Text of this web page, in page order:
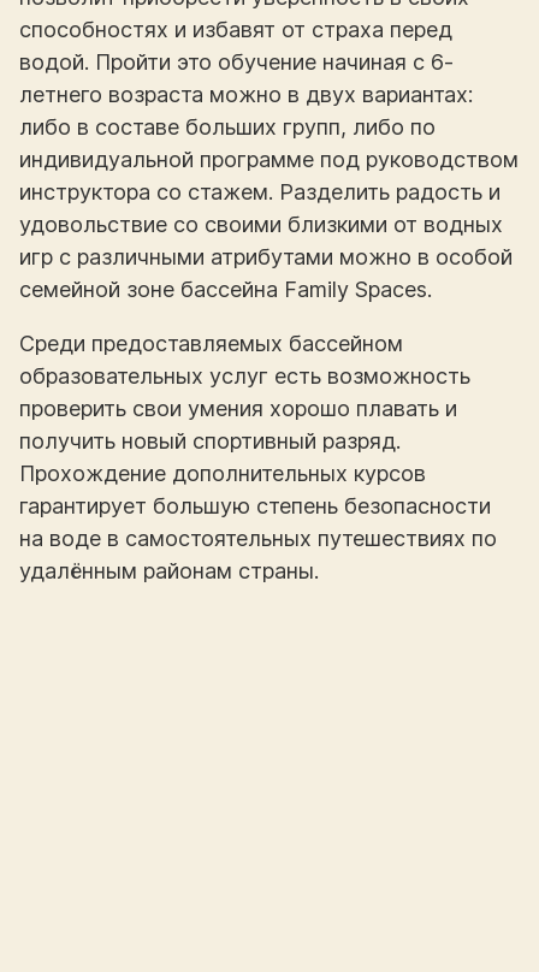
способностях и избавят от страха перед
водой. Пройти это обучение начиная с 6-
летнего возраста можно в двух вариантах:
либо в составе больших групп, либо по
индивидуальной программе под руководством
инструктора со стажем. Разделить радость и
удовольствие со своими близкими от водных
игр с различными атрибутами можно в особой
семейной зоне бассейна Family Spaces.
Среди предоставляемых бассейном
образовательных услуг есть возможность
проверить свои умения хорошо плавать и
получить новый спортивный разряд.
Прохождение дополнительных курсов
гарантирует большую степень безопасности
на воде в самостоятельных путешествиях по
удалённым районам страны.